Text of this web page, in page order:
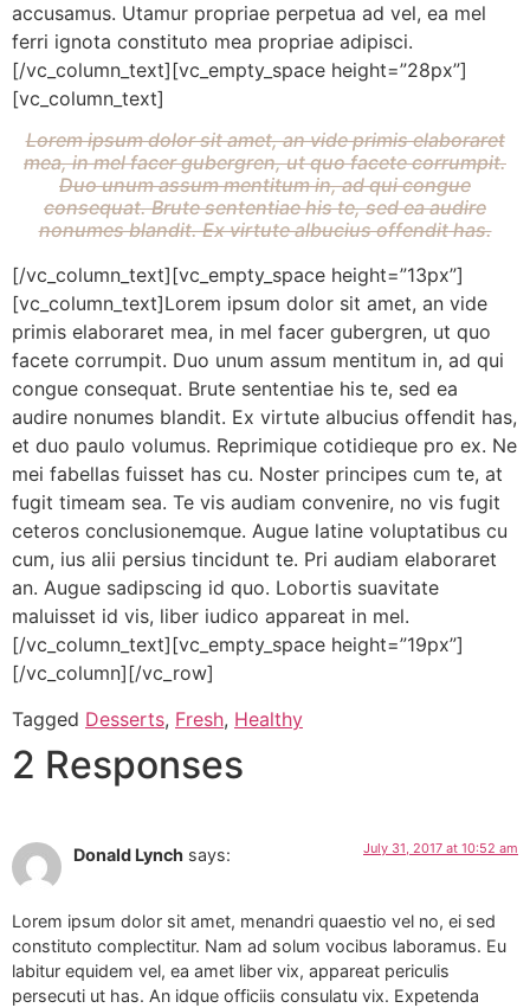
accusamus. Utamur propriae perpetua ad vel, ea mel
ferri ignota constituto mea propriae adipisci.
[/vc_column_text][vc_empty_space height=”28px”]
[vc_column_text]
Lorem ipsum dolor sit amet, an vide primis elaboraret
mea, in mel facer gubergren, ut quo facete corrumpit.
Duo unum assum mentitum in, ad qui congue
consequat. Brute sententiae his te, sed ea audire
nonumes blandit. Ex virtute albucius offendit has.
[/vc_column_text][vc_empty_space height=”13px”]
[vc_column_text]Lorem ipsum dolor sit amet, an vide
primis elaboraret mea, in mel facer gubergren, ut quo
facete corrumpit. Duo unum assum mentitum in, ad qui
congue consequat. Brute sententiae his te, sed ea
audire nonumes blandit. Ex virtute albucius offendit has,
et duo paulo volumus. Reprimique cotidieque pro ex. Ne
mei fabellas fuisset has cu. Noster principes cum te, at
fugit timeam sea. Te vis audiam convenire, no vis fugit
ceteros conclusionemque. Augue latine voluptatibus cu
cum, ius alii persius tincidunt te. Pri audiam elaboraret
an. Augue sadipscing id quo. Lobortis suavitate
maluisset id vis, liber iudico appareat in mel.
[/vc_column_text][vc_empty_space height=”19px”]
[/vc_column][/vc_row]
Tagged Desserts, Fresh, Healthy
2 Responses
Donald Lynch says: July 31, 2017 at 10:52 am
Lorem ipsum dolor sit amet, menandri quaestio vel no, ei sed
constituto complectitur. Nam ad solum vocibus laboramus. Eu
labitur equidem vel, ea amet liber vix, appareat periculis
persecuti ut has. An idque officiis consulatu vix. Expetenda